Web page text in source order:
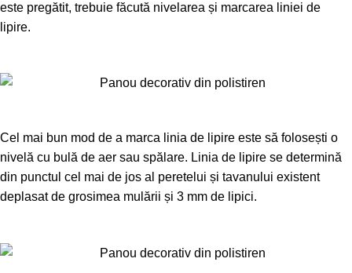
este pregătit, trebuie făcută nivelarea și marcarea liniei de
lipire.
Cel mai bun mod de a marca linia de lipire este să folosești o
nivelă cu bulă de aer sau spălare. Linia de lipire se determină
din punctul cel mai de jos al peretelui și tavanului existent
deplasat de grosimea mulării și 3 mm de lipici.